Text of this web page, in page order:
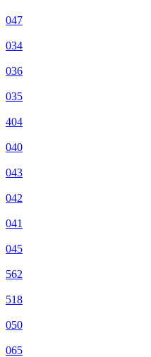
047
034
036
035
404
040
043
042
041
045
562
518
050
065